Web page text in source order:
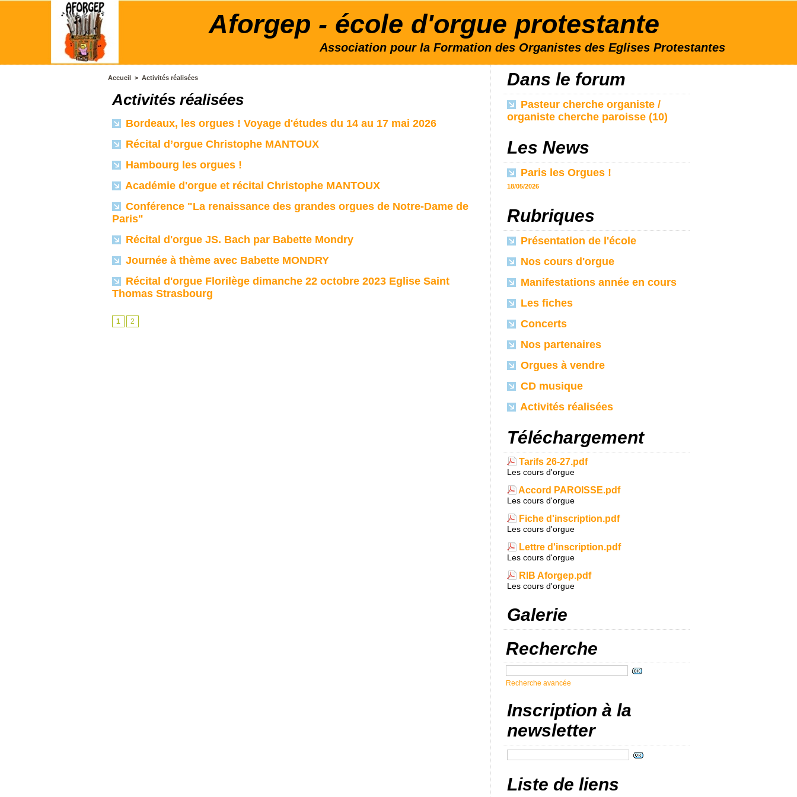
Aforgep - école d'orgue protestante
Association pour la Formation des Organistes des Eglises Protestantes
Accueil > Activités réalisées
Activités réalisées
Bordeaux, les orgues ! Voyage d'études du 14 au 17 mai 2026
Récital d’orgue Christophe MANTOUX
Hambourg les orgues !
Académie d'orgue et récital Christophe MANTOUX
Conférence "La renaissance des grandes orgues de Notre-Dame de
Paris"
Récital d'orgue JS. Bach par Babette Mondry
Journée à thème avec Babette MONDRY
Récital d'orgue Florilège dimanche 22 octobre 2023 Eglise Saint
Thomas Strasbourg
1 2
Dans le forum
Pasteur cherche organiste /
organiste cherche paroisse (10)
Les News
Paris les Orgues !
18/05/2026
Rubriques
Présentation de l'école
Nos cours d'orgue
Manifestations année en cours
Les fiches
Concerts
Nos partenaires
Orgues à vendre
CD musique
Activités réalisées
Téléchargement
Tarifs 26-27.pdf
Les cours d'orgue
Accord PAROISSE.pdf
Les cours d'orgue
Fiche d'inscription.pdf
Les cours d'orgue
Lettre d'inscription.pdf
Les cours d'orgue
RIB Aforgep.pdf
Les cours d'orgue
Galerie
Recherche
Recherche avancée
Inscription à la
newsletter
Liste de liens